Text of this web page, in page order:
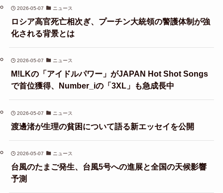
2026-05-07 ニュース
ロシア高官死亡相次ぎ、プーチン大統領の警護体制が強
化される背景とは
2026-05-07 ニュース
M!LKの「アイドルパワー」がJAPAN Hot Shot Songs
で首位獲得、Number_iの「3XL」も急成長中
2026-05-07 ニュース
渡邊渚が生理の貧困について語る新エッセイを公開
2026-05-07 ニュース
台風のたまご発生、台風5号への進展と全国の天候影響
予測